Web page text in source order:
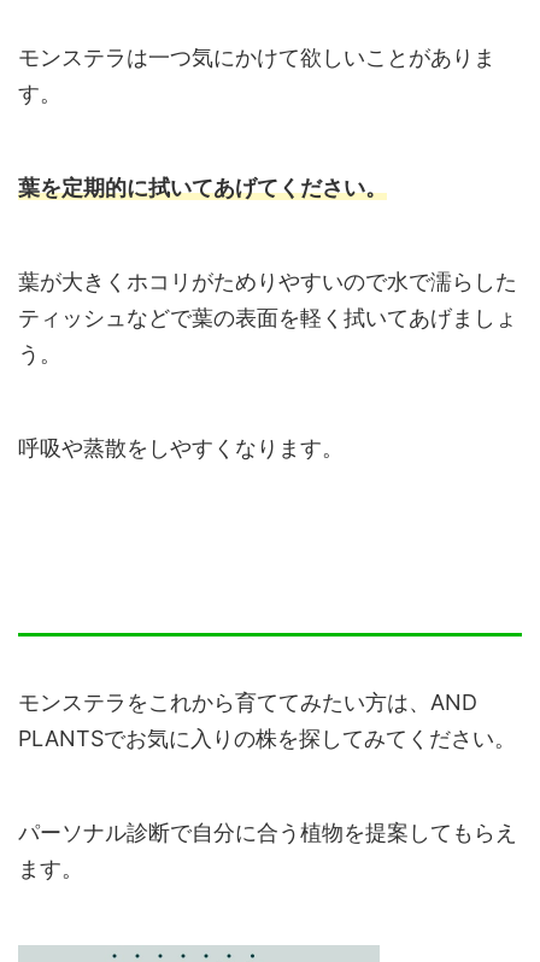
モンステラは一つ気にかけて欲しいことがありま
す。
葉を定期的に拭いてあげてください。
葉が大きくホコリがためりやすいので水で濡らした
ティッシュなどで葉の表面を軽く拭いてあげましょ
う。
呼吸や蒸散をしやすくなります。
モンステラをこれから育ててみたい方は、AND
PLANTSでお気に入りの株を探してみてください。
パーソナル診断で自分に合う植物を提案してもらえ
ます。